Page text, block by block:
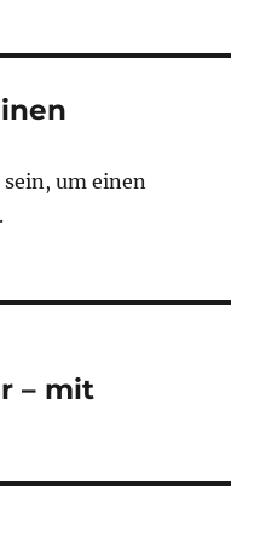
sein, um einen
– mit